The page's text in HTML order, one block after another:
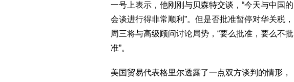
一号上表示，他刚刚与贝森特交谈，“今天与中国的
会谈进行得非常顺利”。但是否批准暂停对华关税，
周三将与高级顾问讨论局势，“要么批准，要么不批
准”。
美国贸易代表格里尔透露了一点双方谈判的情形，